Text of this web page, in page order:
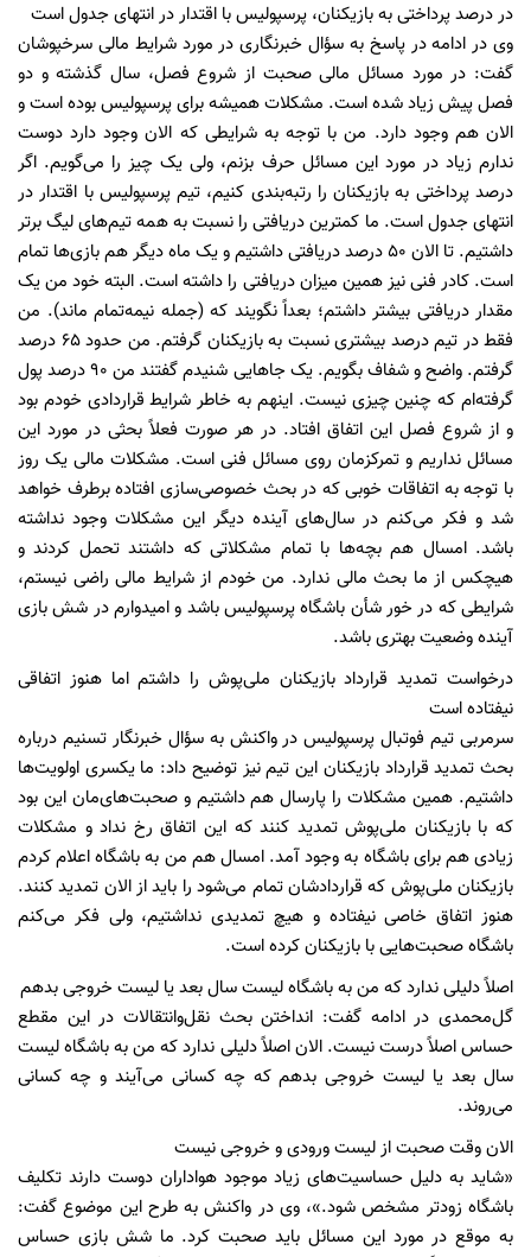
در درصد پرداختی به بازیکنان، پرسپولیس با اقتدار در انتهای جدول است
وی در ادامه در پاسخ به سؤال خبرنگاری در مورد شرایط مالی سرخپوشان
گفت: در مورد مسائل مالی صحبت از شروع فصل، سال گذشته و دو
فصل پیش زیاد شده است. مشکلات همیشه برای پرسپولیس بوده است و
الان هم وجود دارد. من با توجه به شرایطی که الان وجود دارد دوست
ندارم زیاد در مورد این مسائل حرف بزنم، ولی یک چیز را می‌گویم. اگر
درصد پرداختی به بازیکنان را رتبه‌بندی کنیم، تیم پرسپولیس با اقتدار در
انتهای جدول است. ما کمترین دریافتی را نسبت به همه تیم‌های لیگ برتر
داشتیم. تا الان 50 درصد دریافتی داشتیم و یک ماه دیگر هم بازی‌ها تمام
است. کادر فنی نیز همین میزان دریافتی را داشته است. البته خود من یک
مقدار دریافتی بیشتر داشتم؛ بعداً نگویند که (جمله نیمه‌تمام ماند). من
فقط در تیم درصد بیشتری نسبت به بازیکنان گرفتم. من حدود 65 درصد
گرفتم. واضح و شفاف بگویم. یک جاهایی شنیدم گفتند من 90 درصد پول
گرفته‌ام که چنین چیزی نیست. اینهم به خاطر شرایط قراردادی خودم بود
و از شروع فصل این اتفاق افتاد. در هر صورت فعلاً بحثی در مورد این
مسائل نداریم و تمرکزمان روی مسائل فنی است. مشکلات مالی یک روز
با توجه به اتفاقات خوبی که در بحث خصوصی‌سازی افتاده برطرف خواهد
شد و فکر می‌کنم در سال‌های آینده دیگر این مشکلات وجود نداشته
باشد. امسال هم بچه‌ها با تمام مشکلاتی که داشتند تحمل کردند و
هیچکس از ما بحث مالی ندارد. من خودم از شرایط مالی راضی نیستم،
شرایطی که در خور شأن باشگاه پرسپولیس باشد و امیدوارم در شش بازی
آینده وضعیت بهتری باشد.
درخواست تمدید قرارداد بازیکنان ملی‌پوش را داشتم اما هنوز اتفاقی
نیفتاده است
سرمربی تیم فوتبال پرسپولیس در واکنش به سؤال خبرنگار تسنیم درباره
بحث تمدید قرارداد بازیکنان این تیم نیز توضیح داد: ما یکسری اولویت‌ها
داشتیم. همین مشکلات را پارسال هم داشتیم و صحبت‌های‌مان این بود
که با بازیکنان ملی‌پوش تمدید کنند که این اتفاق رخ نداد و مشکلات
زیادی هم برای باشگاه به وجود آمد. امسال هم من به باشگاه اعلام کردم
بازیکنان ملی‌پوش که قراردادشان تمام می‌شود را باید از الان تمدید کنند.
هنوز اتفاق خاصی نیفتاده و هیچ تمدیدی نداشتیم، ولی فکر می‌کنم
باشگاه صحبت‌هایی با بازیکنان کرده است.
اصلاً دلیلی ندارد که من به باشگاه لیست سال بعد یا لیست خروجی بدهم
گل‌محمدی در ادامه گفت: انداختن بحث نقل‌و‌انتقالات در این مقطع
حساس اصلاً درست نیست. الان اصلاً دلیلی ندارد که من به باشگاه لیست
سال بعد یا لیست خروجی بدهم که چه کسانی می‌آیند و چه کسانی
می‌روند.
الان وقت صحبت از لیست ورودی و خروجی نیست
«شاید به دلیل حساسیت‌های زیاد موجود هواداران دوست دارند تکلیف
باشگاه زودتر مشخص شود.»، وی در واکنش به طرح این موضوع گفت:
به موقع در مورد این مسائل باید صحبت کرد. ما شش بازی حساس